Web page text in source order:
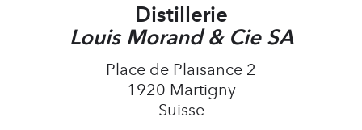
Distillerie
Louis Morand & Cie SA
Place de Plaisance 2
1920 Martigny
Suisse